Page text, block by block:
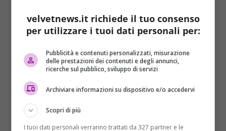
e pistola.
Secondo quanto riporta il sito web dell’Ansa, la
Davide Fabbri, 45 anni, ha provato a
difendersi edè riuscito a sfilare il fucile al killer
quando sono partiti diversi colpi probabilmente dalla
pistola. Anche
due clienti sono rimasti
leggermente feriti
proiettili di rimbalzo o perché coinvolti nella
velvetnews.it richiede il tuo consenso
per utilizzare i tuoi dati personali per:
Pubblicità e contenuti personalizzati, misurazione
delle prestazioni dei contenuti e degli annunci,
ricerche sul pubblico, sviluppo di servizi
Archiviare informazioni su dispositivo e/o accedervi
Scopri di più
I tuoi dati personali verranno trattati da 327 partner e le